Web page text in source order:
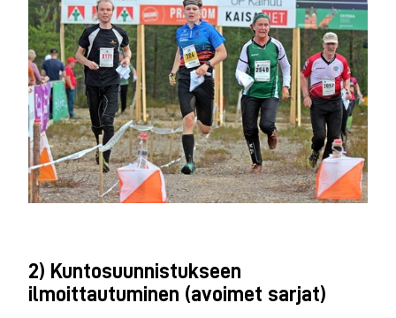
2) Kuntosuunnistukseen
ilmoittautuminen (avoimet sarjat)